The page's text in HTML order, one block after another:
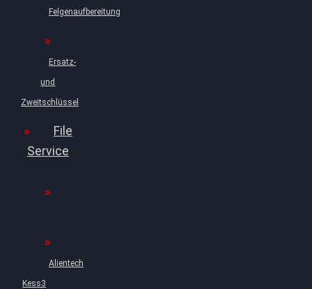
Felgenaufbereitung
Ersatz-
und
Zweitschlüssel
File
Service
Alientech
Kess3